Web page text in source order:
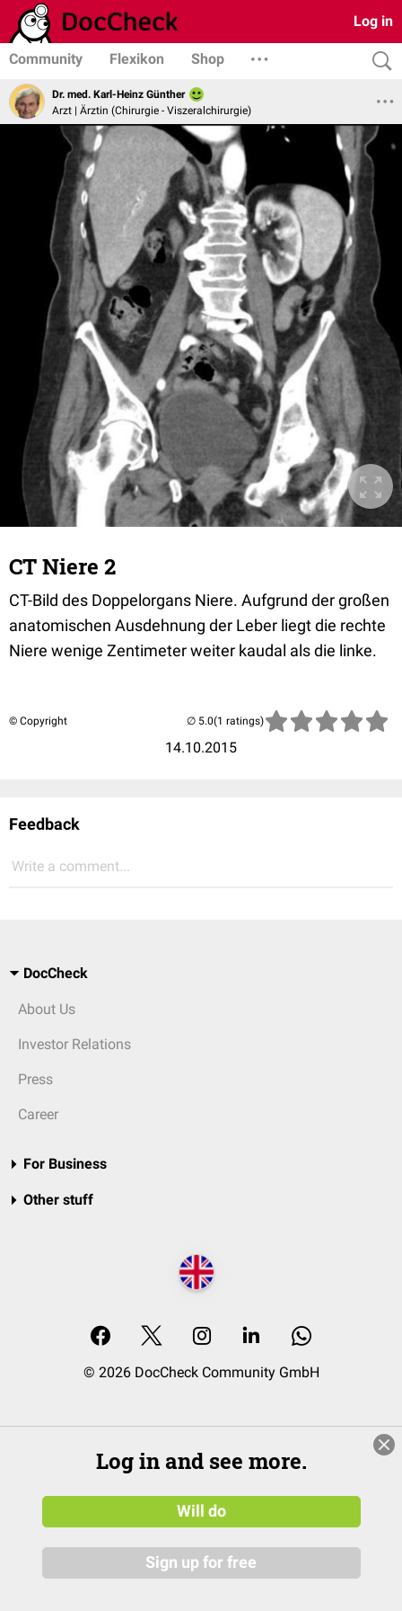
Log in
Community Flexikon Shop
Dr. med. Karl-Heinz Günther
Arzt | Ärztin (Chirurgie - Viszeralchirurgie)
CT Niere 2
CT-Bild des Doppelorgans Niere. Aufgrund der großen
anatomischen Ausdehnung der Leber liegt die rechte
Niere wenige Zentimeter weiter kaudal als die linke.
© Copyright
14.10.2015
(1 ratings)
Feedback
Write a comment...
DocCheck
About Us
Investor Relations
Press
Career
For Business
Other stuff
© 2026 DocCheck Community GmbH
Log in and see more.
Will do
Sign up for free